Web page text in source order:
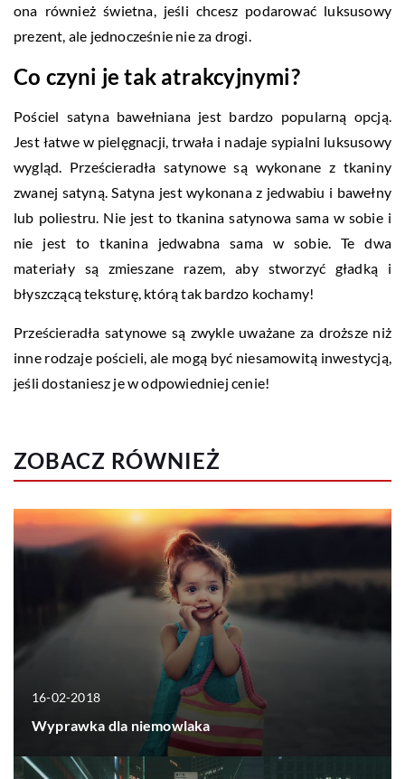
ona również świetna, jeśli chcesz podarować luksusowy
prezent, ale jednocześnie nie za drogi.
Co czyni je tak atrakcyjnymi?
Pościel satyna bawełniana jest bardzo popularną opcją.
Jest łatwe w pielęgnacji, trwała i nadaje sypialni luksusowy
wygląd. Prześcieradła satynowe są wykonane z tkaniny
zwanej satyną. Satyna jest wykonana z jedwabiu i bawełny
lub poliestru. Nie jest to tkanina satynowa sama w sobie i
nie jest to tkanina jedwabna sama w sobie. Te dwa
materiały są zmieszane razem, aby stworzyć gładką i
błyszczącą teksturę, którą tak bardzo kochamy!
Prześcieradła satynowe są zwykle uważane za droższe niż
inne rodzaje pościeli, ale mogą być niesamowitą inwestycją,
jeśli dostaniesz je w odpowiedniej cenie!
ZOBACZ RÓWNIEŻ
16-02-2018
Wyprawka dla niemowlaka